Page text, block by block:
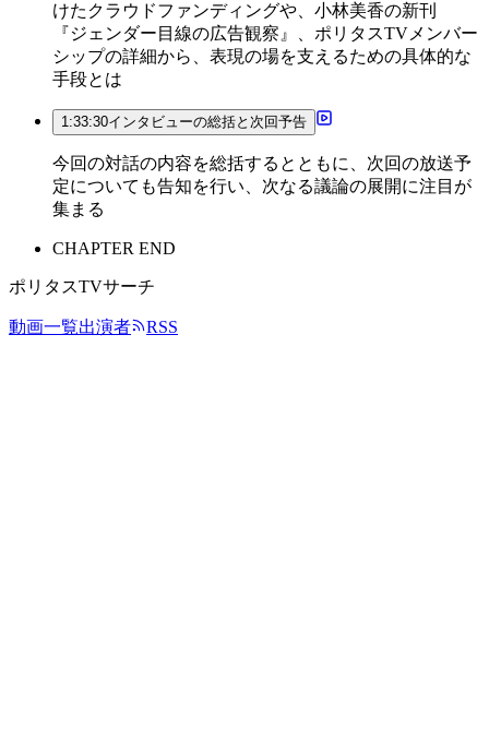
けたクラウドファンディングや、小林美香の新刊
『ジェンダー目線の広告観察』、ポリタスTVメンバー
シップの詳細から、表現の場を支えるための具体的な
手段とは
1:33:30インタビューの総括と次回予告
今回の対話の内容を総括するとともに、次回の放送予
定についても告知を行い、次なる議論の展開に注目が
集まる
CHAPTER END
ポリタスTVサーチ
動画一覧出演者 RSS